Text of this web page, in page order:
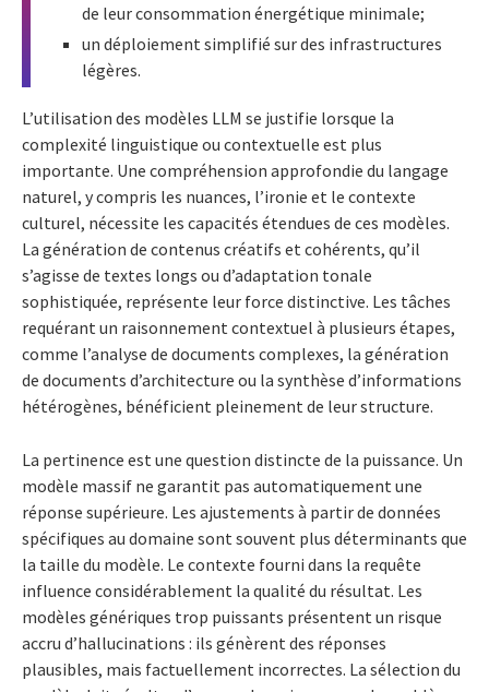
de leur consommation énergétique minimale;
un déploiement simplifié sur des infrastructures
légères.
L’utilisation des modèles LLM se justifie lorsque la
complexité linguistique ou contextuelle est plus
importante. Une compréhension approfondie du langage
naturel, y compris les nuances, l’ironie et le contexte
culturel, nécessite les capacités étendues de ces modèles.
La génération de contenus créatifs et cohérents, qu’il
s’agisse de textes longs ou d’adaptation tonale
sophistiquée, représente leur force distinctive. Les tâches
requérant un raisonnement contextuel à plusieurs étapes,
comme l’analyse de documents complexes, la génération
de documents d’architecture ou la synthèse d’informations
hétérogènes, bénéficient pleinement de leur structure.
La pertinence est une question distincte de la puissance. Un
modèle massif ne garantit pas automatiquement une
réponse supérieure. Les ajustements à partir de données
spécifiques au domaine sont souvent plus déterminants que
la taille du modèle. Le contexte fourni dans la requête
influence considérablement la qualité du résultat. Les
modèles génériques trop puissants présentent un risque
accru d’hallucinations : ils génèrent des réponses
plausibles, mais factuellement incorrectes. La sélection du